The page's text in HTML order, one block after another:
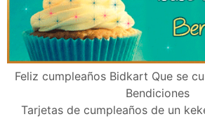
Feliz cumpleaños Bidkart Que se
Bendiciones
Tarjetas de cumpleaños de un